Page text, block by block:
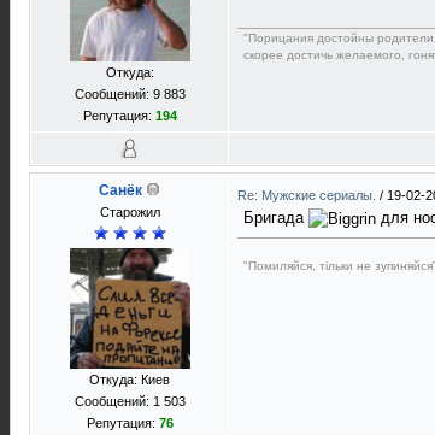
Откуда:
Сообщений: 9 883
Репутация: 194
"Порицания достойны
скорее достичь желаемого,
Санёк
Старожил
Откуда: Киев
Сообщений: 1 503
Репутация: 76
Re: Мужские сериалы. / 19-02-
Бригада для
"Помиляйся, тільки не